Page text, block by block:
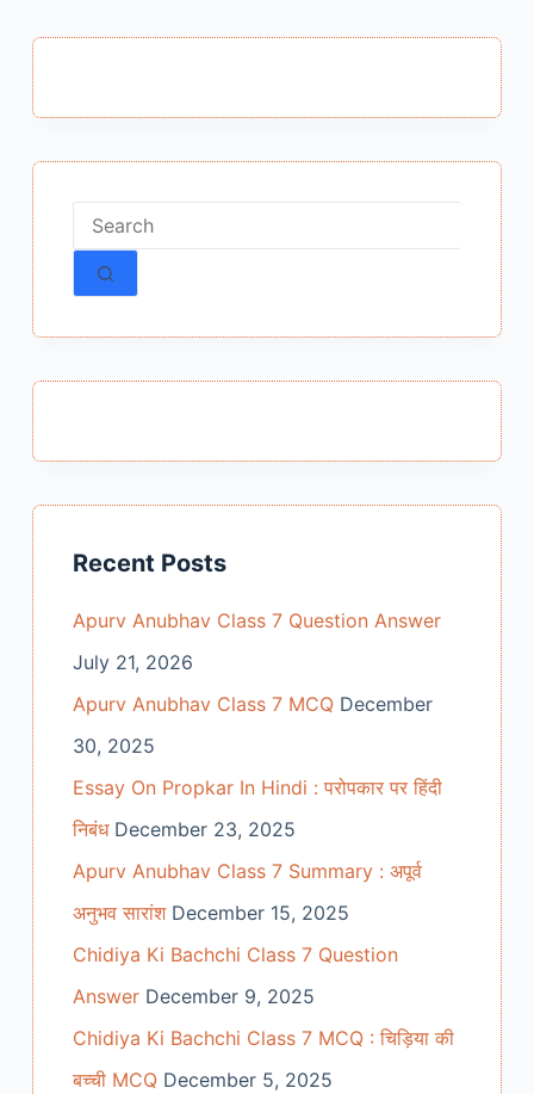
No
results
Recent Posts
Apurv Anubhav Class 7 Question Answer
July 21, 2026
Apurv Anubhav Class 7 MCQ December
30, 2025
Essay On Propkar In Hindi : परोपकार पर हिंदी
निबंध December 23, 2025
Apurv Anubhav Class 7 Summary : अपूर्व
अनुभव सारांश December 15, 2025
Chidiya Ki Bachchi Class 7 Question
Answer December 9, 2025
Chidiya Ki Bachchi Class 7 MCQ : चिड़िया की
बच्ची MCQ December 5, 2025